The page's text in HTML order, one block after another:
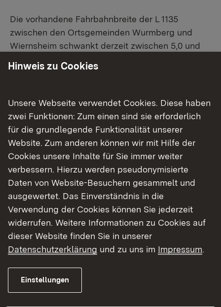
Die vorhandene Fahrbahnbreite der L 1135
zwischen den Ortsgemeinden Wurmberg und
Wiernsheim schwankt derzeit zwischen 5,0 und
Querschnitt der bestehenden Straße entsprechen
Landstraßen (RAL 2012).
Aktueller Stand
Die Maßnahme befindet sich im
Planfeststellungsverfahren.
zu den Unterlagen
Termine
Derzeit keine aktuellen Termine.
Zahlen & Fakten
Hinweis zu Cookies
Unsere Webseite verwendet Cookies. Diese haben
zwei Funktionen: Zum einen sind sie erforderlich
für die grundlegende Funktionalität unserer
Website. Zum anderen können wir mit Hilfe der
Cookies unsere Inhalte für Sie immer weiter
verbessern. Hierzu werden pseudonymisierte
Daten von Website-Besuchern gesammelt und
ausgewertet. Das Einverständnis in die
Verwendung der Cookies können Sie jederzeit
widerrufen. Weitere Informationen zu Cookies auf
dieser Website finden Sie in unserer
Datenschutzerklärung und zu uns im Impressum.
Einstellungen